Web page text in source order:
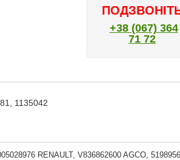
+38 (067) 364
71 72
1135042
RENAULT, V836862600 AGCO,